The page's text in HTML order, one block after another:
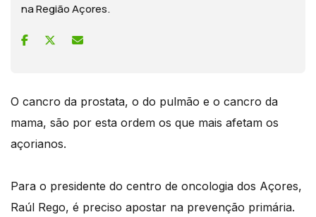
na Região Açores.
O cancro da prostata, o do pulmão e o cancro da
mama, são por esta ordem os que mais afetam os
açorianos.
Para o presidente do centro de oncologia dos Açores,
Raúl Rego, é preciso apostar na prevenção primária.